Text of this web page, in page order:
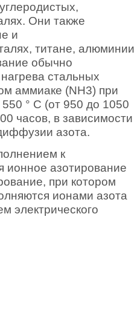
Они также
и
титане, алюминии
обычно
стальных
аммиаке (NH3) при
° C (от 950 до 1050
часов, в зависимости
азота.
к
ионное азотирование
при котором
ионами азота
электрического